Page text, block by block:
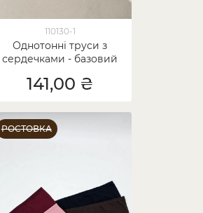
110130-1
Однотонні труси з
сердечками - базовий
141,00 ₴
РОСТОВКА